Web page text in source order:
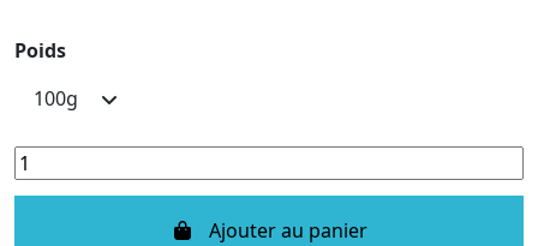
Poids
Ajouter au panier